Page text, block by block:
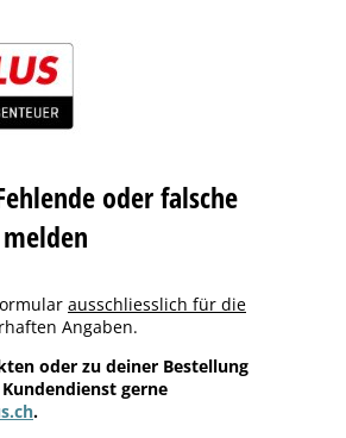
oder falsche
ausschliesslich für die
Angaben.
oder zu deiner Bestellung
gerne
.